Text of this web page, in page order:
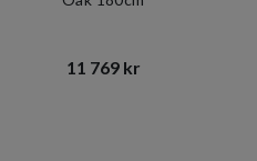
11 769 kr​​